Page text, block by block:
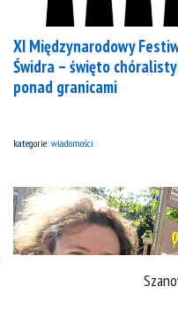
XI Międzynarodowy
Świdra – święto
ponad granicami
kategorie: wiadomości